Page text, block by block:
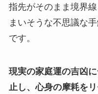
指先がそのまま境界
まいそうな不思議な
です。
現実の家庭運の吉凶
止し、心身の摩耗を